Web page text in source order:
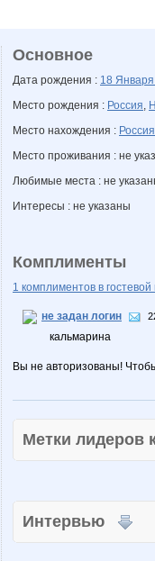
Основное
Дата рождения : 18
Место рождения : Россия,
Место нахождения : Россия
Место проживания : не
Любимые места : не
Интересы : не указаны
Комплименты
1 комплиментов в гостевой
не задан логин
кальмарина
Вы не авторизованы!
Метки
Интервью